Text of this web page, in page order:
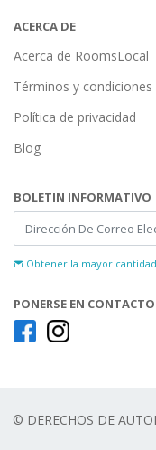
ACERCA DE
Acerca de RoomsLocal
Términos y condiciones
Política de privacidad
Blog
BOLETIN INFORMATIVO
Obtener la mayor
PONERSE EN CONTACTO
© DERECHOS DE